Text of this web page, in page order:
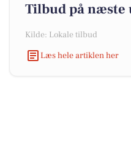
Tilbud på næste
Kilde: Lokale tilbud
Læs hele artiklen her